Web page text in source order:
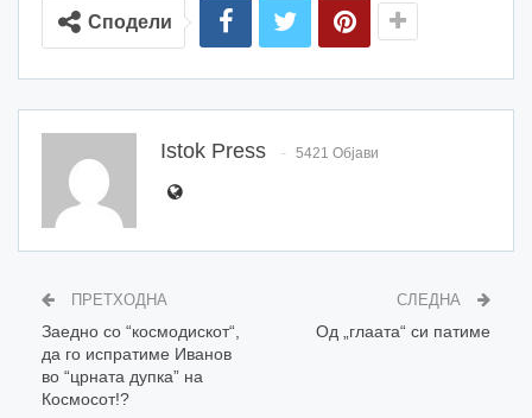
Сподели
Istok Press 5421 Објави
ПРЕТХОДНА
Заедно со “космодискот“,
да го испратиме Иванов
во “црната дупка” на
Космосот!?
СЛЕДНА
Oд „глаата“ си патиме